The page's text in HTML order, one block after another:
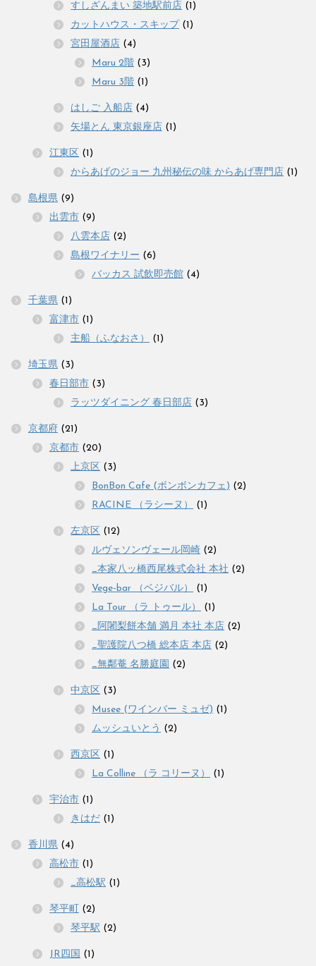
すしざんまい 築地駅前店 (1)
カットハウス・スキップ (1)
宮田屋酒店 (4)
Maru 2階 (3)
Maru 3階 (1)
はしご 入船店 (4)
矢場とん 東京銀座店 (1)
江東区 (1)
からあげのジョー 九州秘伝の味 からあげ専門店 (1)
島根県 (9)
出雲市 (9)
八雲本店 (2)
島根ワイナリー (6)
バッカス 試飲即売館 (4)
千葉県 (1)
富津市 (1)
主船（ふなおさ）
(1)
埼玉県 (3)
春日部市 (3)
ラッツダイニング 春日部店 (3)
京都府 (21)
京都市 (20)
上京区 (3)
BonBon Cafe (ボンボンカフェ) (2)
RACINE （ラシーヌ）
(1)
左京区 (12)
ルヴェソンヴェール岡崎 (2)
_本家八ッ橋西尾株式会社 本社 (2)
Vege-bar （ベジバル）
(1)
La Tour （ラ トゥール）
(1)
_阿闍梨餅本舗 満月 本社 本店 (2)
_聖護院八つ橋 総本店 本店 (2)
_無鄰菴 名勝庭園 (2)
中京区 (3)
Musee (ワインバー ミュゼ) (1)
ムッシュいとう (2)
西京区 (1)
La Colline （ラ コリーヌ）
(1)
宇治市 (1)
きはだ (1)
香川県 (4)
高松市 (1)
_高松駅 (1)
琴平町 (2)
琴平駅 (2)
JR四国 (1)